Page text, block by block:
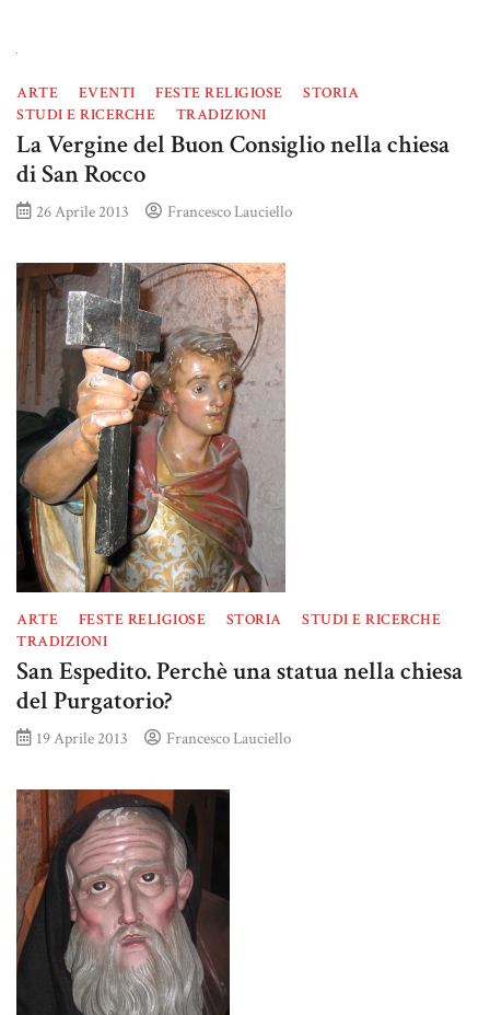
ARTE EVENTI FESTE RELIGIOSE
STORIA
STUDI E RICERCHE
TRADIZIONI
La Vergine del Buon Consiglio nella chiesa
di San Rocco
26 Aprile 2013 Francesco Lauciello
ARTE FESTE RELIGIOSE STORIA
STUDI E RICERCHE
TRADIZIONI
San Espedito. Perchè una statua nella chiesa
del Purgatorio?
19 Aprile 2013 Francesco Lauciello